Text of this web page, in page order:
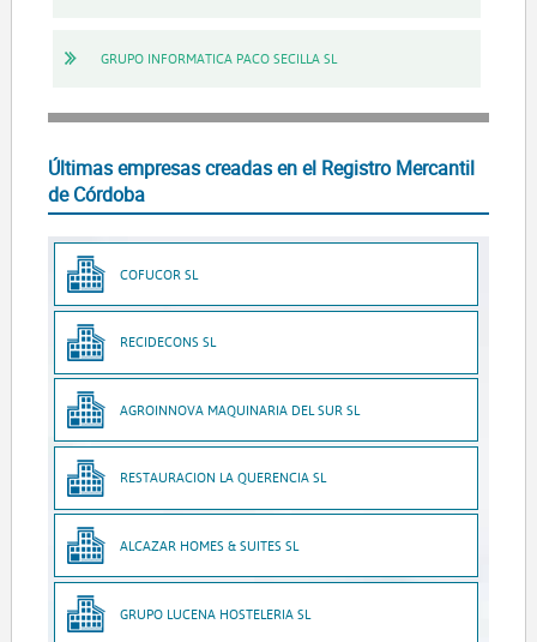
GRUPO INFORMATICA PACO SECILLA SL
Últimas empresas creadas en el Registro Mercantil
de Córdoba
COFUCOR SL
RECIDECONS SL
AGROINNOVA MAQUINARIA DEL SUR SL
RESTAURACION LA QUERENCIA SL
ALCAZAR HOMES & SUITES SL
GRUPO LUCENA HOSTELERIA SL